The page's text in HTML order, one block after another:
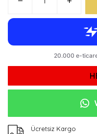
Ücretsiz Kargo